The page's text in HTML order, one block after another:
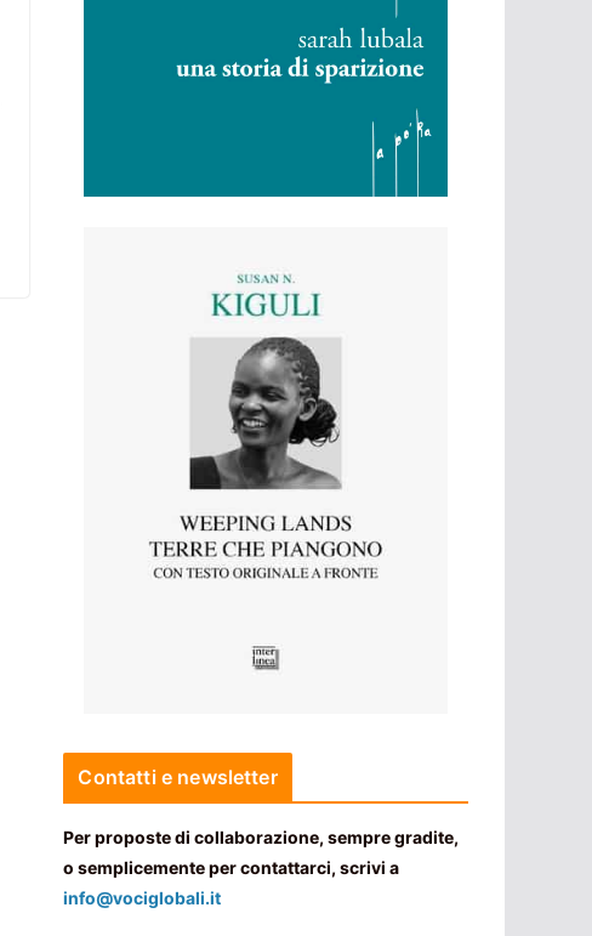
Contatti e newsletter
Per proposte di collaborazione, sempre gradite,
o semplicemente per contattarci, scrivi a
info@vociglobali.it